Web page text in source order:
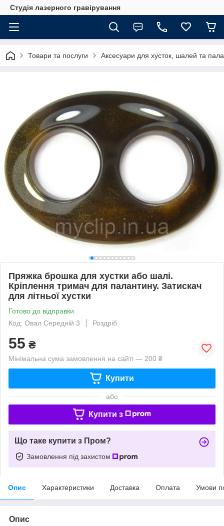
Студія лазерного гравірування
Товари та послуги Аксесуари для хусток, шалей та
Пряжка брошка для хустки або шалі.
Кріплення тримач для палантину. Затискач
для літньої хустки
Готово до відправки
Код: Овал Середній 3
Роздріб
55 ₴
Мінімальна сума замовлення на сайті — 200 ₴
Купити
або
Купити з
Що таке купити з Пром?
Замовлення під захистом
Опис Характеристики Доставка Оплата Умови
Опис